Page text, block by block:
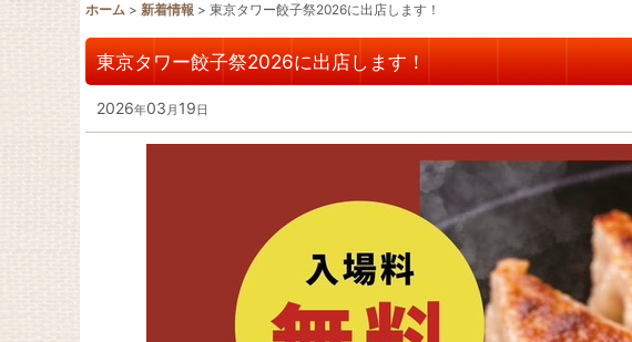
ホーム > 新着情報 > 東京タワー餃子祭2026に出店します！
東京タワー餃子祭2026に出店します！
2026年03 月 19日